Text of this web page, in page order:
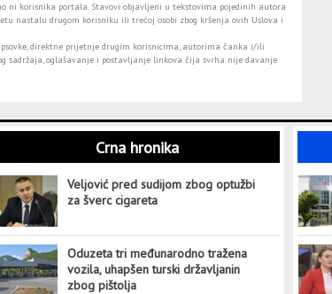
ni korisnika portala. Stavovi objavljeni u tekstovima pojedinih autora
nastalu drugom korisniku ili trećoj osobi zbog kršenja ovih Uslova i
direktne prijetnje drugim korisnicima, autorima čanka i/ili
sadržaja, oglašavanje i postavljanje linkova čija svrha nije davanje
Crna hronika
Veljović pred sudijom zbog optužbi
za šverc cigareta
Oduzeta tri međunarodno tražena
vozila, uhapšen turski državljanin
zbog pištolja